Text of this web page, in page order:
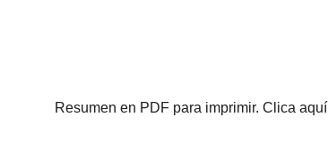
Resumen en PDF para imprimir. Clica aquí